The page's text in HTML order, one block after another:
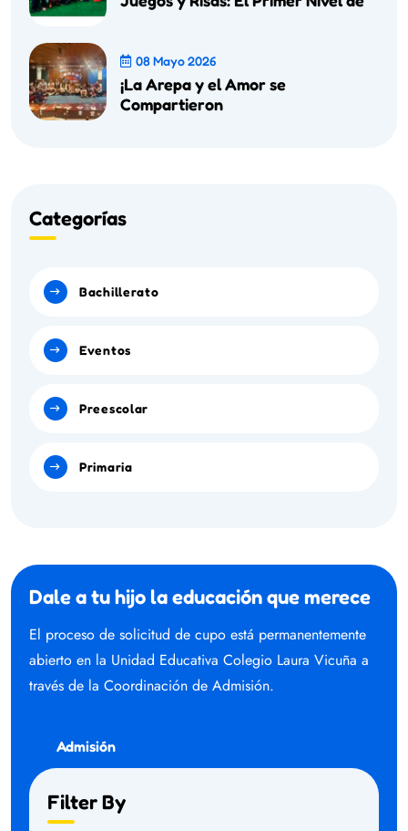
08 Mayo 2026
¡La Arepa y el Amor se
Compartieron
Categorías
Bachillerato
Eventos
Preescolar
Primaria
Dale a tu hijo la educación que merece
El proceso de solicitud de cupo está permanentemente
abierto en la Unidad Educativa Colegio Laura Vicuña a
través de la Coordinación de Admisión.
Admisión
Filter By